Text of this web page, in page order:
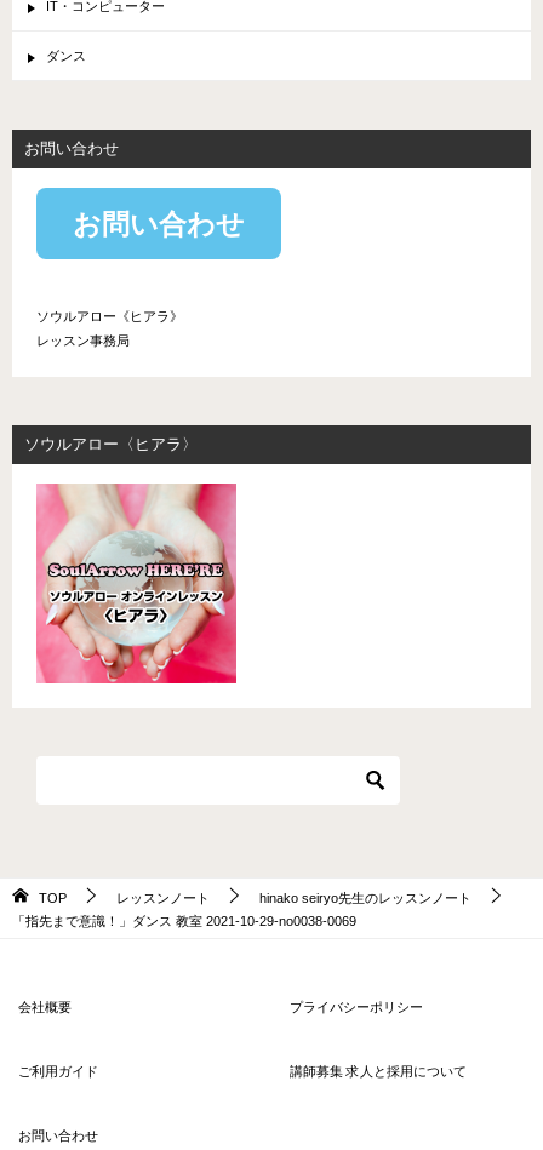
IT・コンピューター
ダンス
お問い合わせ
お問い合わせ
ソウルアロー《ヒアラ》
レッスン事務局
ソウルアロー〈ヒアラ〉
TOP レッスンノート
hinako seiryo先生のレッスンノート
「指先まで意識！」ダンス 教室 2021-10-29-no0038-0069
会社概要 プライバシーポリシー
ご利用ガイド 講師募集 求人と採用について
お問い合わせ